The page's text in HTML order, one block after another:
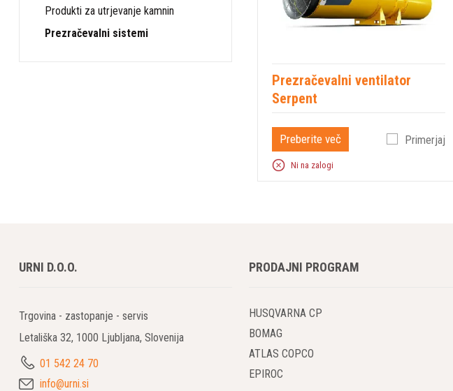
Produkti za utrjevanje kamnin
Prezračevalni sistemi
Prezračevalni ventilator
Serpent
Preberite več Primerjaj
Ni na zalogi
URNI D.O.O.
Trgovina - zastopanje - servis
Letališka 32, 1000 Ljubljana, Slovenija
01 542 24 70
info@urni.si
PRODAJNI PROGRAM
HUSQVARNA CP
BOMAG
ATLAS COPCO
EPIROC